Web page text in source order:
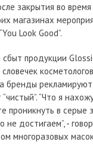
закрытия во
магазинах
Look Good”.
продукции
бренды
“Что я
в серые
не достигаем”, -
многоразовых